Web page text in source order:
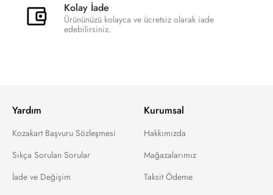
Kolay İade
Ürününüzü kolayca ve ücretsiz olarak iade
edebilirsiniz.
Yardım
Kozakart Başvuru Sözleşmesi
Sıkça Sorulan Sorular
İade ve Değişim
Kurumsal
Hakkımızda
Mağazalarımız
Taksit Ödeme